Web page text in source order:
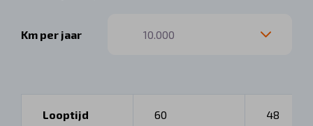
Km per jaar
Looptijd 60 48